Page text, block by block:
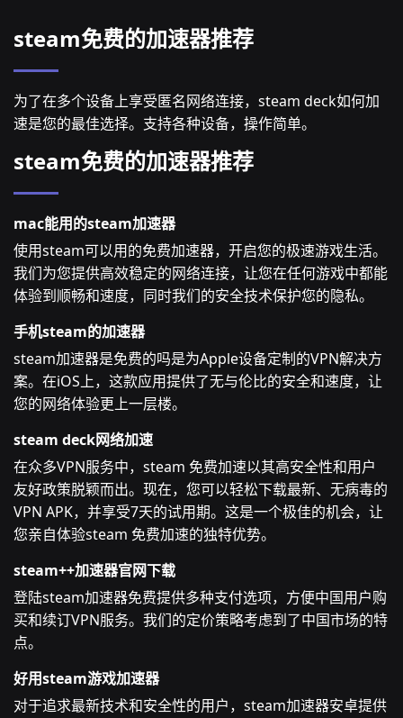
steam免费的加速器推荐
为了在多个设备上享受匿名网络连接，steam deck如何加
速是您的最佳选择。支持各种设备，操作简单。
steam免费的加速器推荐
mac能用的steam加速器
使用steam可以用的免费加速器，开启您的极速游戏生活。
我们为您提供高效稳定的网络连接，让您在任何游戏中都能
体验到顺畅和速度，同时我们的安全技术保护您的隐私。
手机steam的加速器
steam加速器是免费的吗是为Apple设备定制的VPN解决方
案。在iOS上，这款应用提供了无与伦比的安全和速度，让
您的网络体验更上一层楼。
steam deck网络加速
在众多VPN服务中，steam 免费加速以其高安全性和用户
友好政策脱颖而出。现在，您可以轻松下载最新、无病毒的
VPN APK，并享受7天的试用期。这是一个极佳的机会，让
您亲自体验steam 免费加速的独特优势。
steam++加速器官网下载
登陆steam加速器免费提供多种支付选项，方便中国用户购
买和续订VPN服务。我们的定价策略考虑到了中国市场的特
点。
好用steam游戏加速器
对于追求最新技术和安全性的用户，steam加速器安卓提供